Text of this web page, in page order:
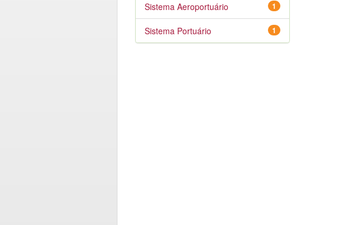
1
Sistema Aeroportuário
1
Sistema Portuário